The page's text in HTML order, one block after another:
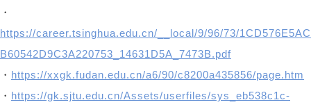
・
https://career.tsinghua.edu.cn/__local/9/96/73/1CD576E5AC
B60542D9C3A220753_14631D5A_7473B.pdf
・ https://xxgk.fudan.edu.cn/a6/90/c8200a435856/page.htm
・ https://gk.sjtu.edu.cn/Assets/userfiles/sys_eb538c1c-